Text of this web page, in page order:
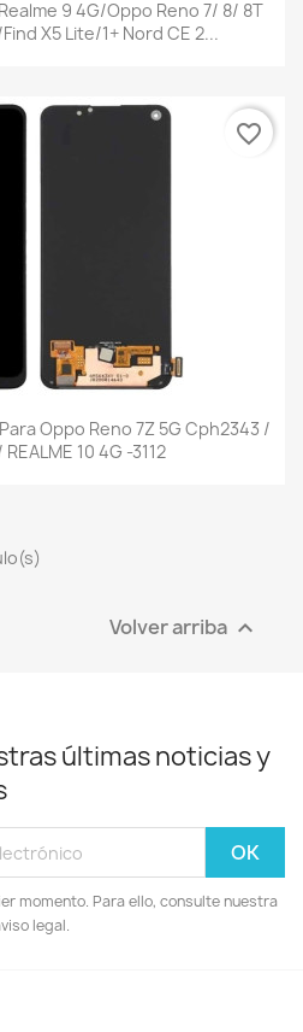
9 4G/Oppo Reno 7/ 8/ 8T
X5 Lite/1+ Nord CE 2...
Oppo Reno 7Z 5G Cph2343 /
10 4G -3112
favorite_border
Volver arriba 
últimas noticias y
momento. Para ello, consulte nuestra
legal.